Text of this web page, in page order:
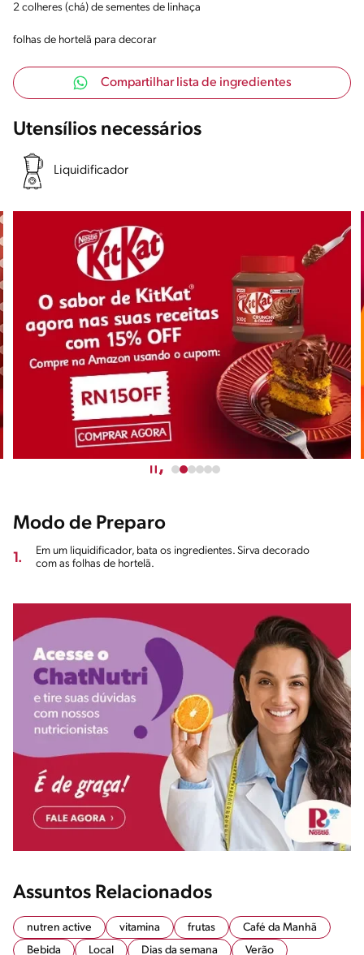
2 colheres (chá) de sementes de linhaça
folhas de hortelã para decorar
Compartilhar lista de ingredientes
Utensílios necessários
Liquidificador
Modo de Preparo
1.
Em um liquidificador, bata os ingredientes. Sirva decorado
com as folhas de hortelã.
Assuntos Relacionados
nutren active vitamina frutas
Café da Manhã
Bebida
Local Dias da semana Verão